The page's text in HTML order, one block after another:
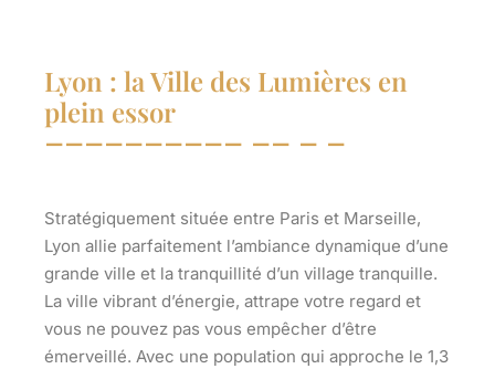
Lyon : la Ville des Lumières en
plein essor
Stratégiquement située entre Paris et Marseille,
Lyon allie parfaitement l’ambiance dynamique d’une
grande ville et la tranquillité d’un village tranquille.
La ville vibrant d’énergie, attrape votre regard et
vous ne pouvez pas vous empêcher d’être
émerveillé. Avec une population qui approche le 1,3